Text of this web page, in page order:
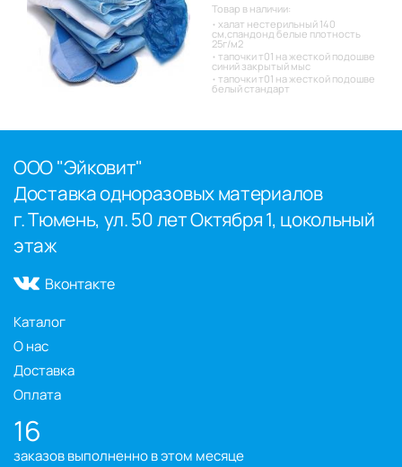
Товар в наличии:
халат нестерильный 140
см,спандонд белые плотность
25г/м2
тапочки т01 на жесткой подошве
синий закрытый мыс
тапочки т01 на жесткой подошве
белый стандарт
ООО "Эйковит"
Доставка одноразовых материалов
г. Тюмень, ул. 50 лет Октября 1, цокольный
этаж
Вконтакте
Каталог
О нас
Доставка
Оплата
16
заказов выполненно в этом месяце